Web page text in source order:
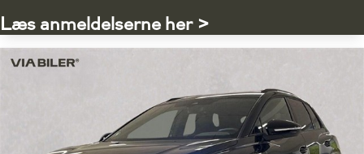
Læs anmeldelserne her >